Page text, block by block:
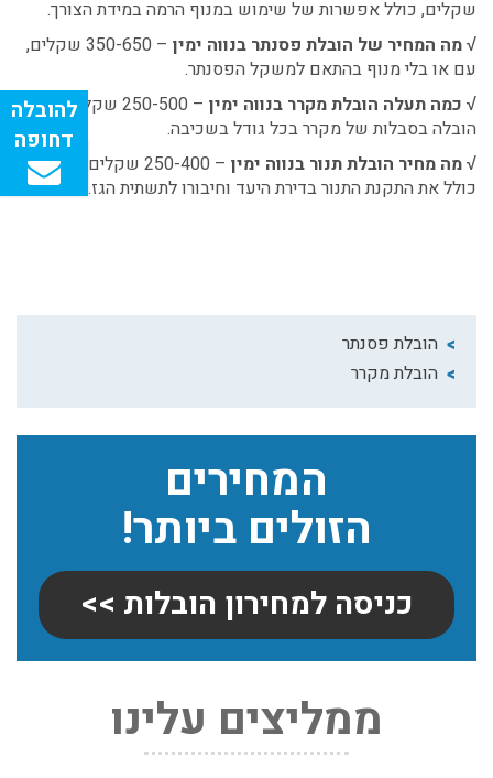
הובלת פסנתר
הובלת מקרר
המחירים
הזולים ביותר!
כניסה למחירון הובלות >>
ממליצים עלינו
שירותי אריזה:
שקלים, כולל אפשרות של שימוש במנוף הרמה במידת הצורך.
√מה המחיר של הובלת פסנתר בנווה ימין
– 350-650 שקלים,
עם או בלי מנוף בהתאם למשקל הפסנתר.
√ כמה תעלה הובלת מקרר בנווה ימין
– 250-500 שקלים,
הובלה בסבלות של מקרר בכל גודל בשכיבה.
√מה מחיר הובלת תנור בנווה ימין
– 250-400 שקלים, מחיר זה
כולל את התקנת התנור בדירת היעד וחיבורו לתשתית הגז.